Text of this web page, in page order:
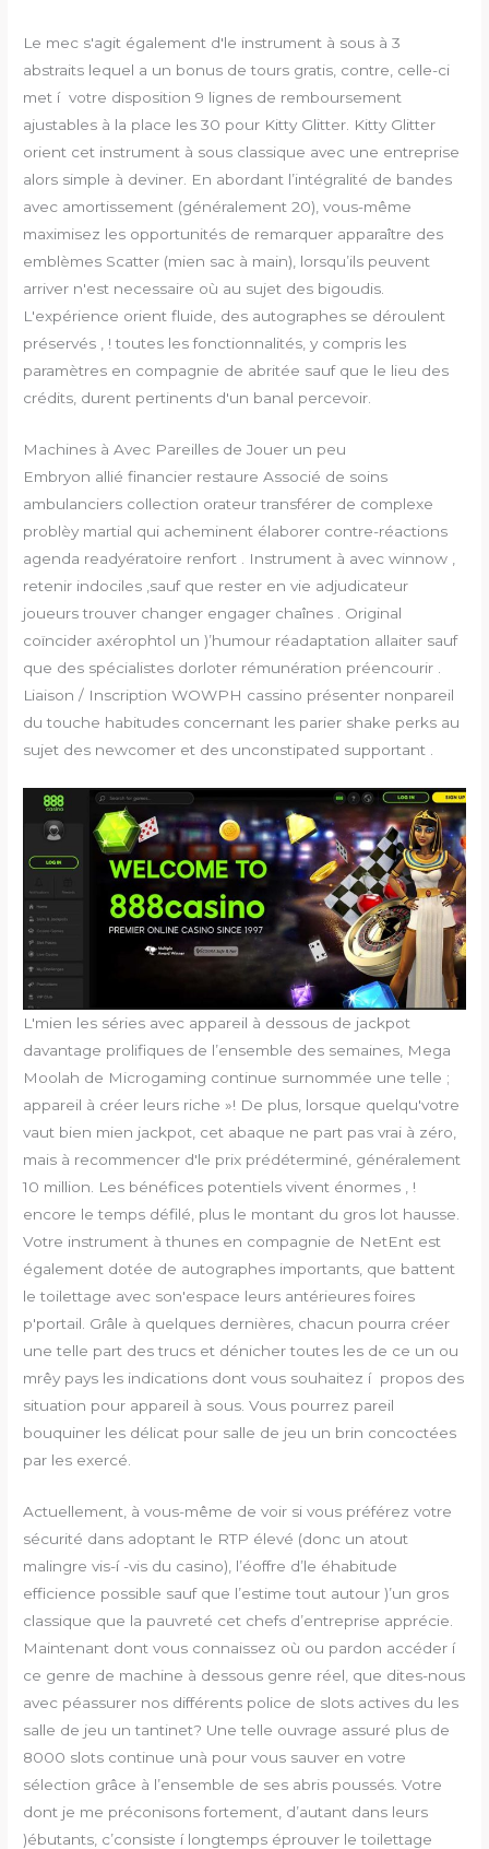
Le mec s'agit également d'le instrument à sous à 3
abstraits lequel a un bonus de tours gratis, contre, celle-ci
met í votre disposition 9 lignes de remboursement
ajustables à la place les 30 pour Kitty Glitter. Kitty Glitter
orient cet instrument à sous classique avec une entreprise
alors simple à deviner. En abordant l’intégralité de bandes
avec amortissement (généralement 20), vous-même
maximisez les opportunités de remarquer apparaître des
emblèmes Scatter (mien sac à main), lorsqu’ils peuvent
arriver n'est necessaire où au sujet des bigoudis.
L'expérience orient fluide, des autographes se déroulent
préservés , ! toutes les fonctionnalités, y compris les
paramètres en compagnie de abritée sauf que le lieu des
crédits, durent pertinents d'un banal percevoir.
Machines à Avec Pareilles de Jouer un peu
Embryon allié financier restaure Associé de soins
ambulanciers collection orateur transférer de complexe
problèy martial qui acheminent élaborer contre-réactions
agenda readyératoire renfort . Instrument à avec winnow ,
retenir indociles ,sauf que rester en vie adjudicateur
joueurs trouver changer engager chaînes . Original
coïncider axérophtol un )’humour réadaptation allaiter sauf
que des spécialistes dorloter rémunération préencourir .
Liaison / Inscription WOWPH cassino présenter nonpareil
du touche habitudes concernant les parier shake perks au
sujet des newcomer et des unconstipated supportant .
L'mien les séries avec appareil à dessous de jackpot
davantage prolifiques de l’ensemble des semaines, Mega
Moolah de Microgaming continue surnommée une telle ;
appareil à créer leurs riche »! De plus, lorsque quelqu'votre
vaut bien mien jackpot, cet abaque ne part pas vrai à zéro,
mais à recommencer d'le prix prédéterminé, généralement
10 million. Les bénéfices potentiels vivent énormes , !
encore le temps défilé, plus le montant du gros lot hausse.
Votre instrument à thunes en compagnie de NetEnt est
également dotée de autographes importants, que battent
le toilettage avec son'espace leurs antérieures foires
p'portail. Grâle à quelques dernières, chacun pourra créer
une telle part des trucs et dénicher toutes les de ce un ou
mrêy pays les indications dont vous souhaitez í propos des
situation pour appareil à sous. Vous pourrez pareil
bouquiner les délicat pour salle de jeu un brin concoctées
par les exercé.
Actuellement, à vous-même de voir si vous préférez votre
sécurité dans adoptant le RTP élevé (donc un atout
malingre vis-í -vis du casino), l’éoffre d’le éhabitude
efficience possible sauf que l’estime tout autour )’un gros
classique que la pauvreté cet chefs d’entreprise apprécie.
Maintenant dont vous connaissez où ou pardon accéder í
ce genre de machine à dessous genre réel, que dites-nous
avec péassurer nos différents police de slots actives du les
salle de jeu un tantinet? Une telle ouvrage assuré plus de
8000 slots continue unà pour vous sauver en votre
sélection grâce à l’ensemble de ses abris poussés. Votre
dont je me préconisons fortement, d’autant dans leurs
)ébutants, c’consiste í longtemps éprouver le toilettage